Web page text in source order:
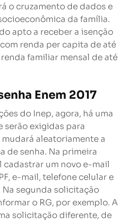
o cruzamento de dados e
da família.
apto a receber a isenção
renda per capita de até
familiar mensal de até
Enem 2017
do Inep, agora, há uma
serão exigidas para
aleatoriamente a
de senha. Na primeira
cadastrar um novo e-mail
e-mail, telefone celular e
segunda solicitação
o RG, por exemplo. A
solicitação diferente, de